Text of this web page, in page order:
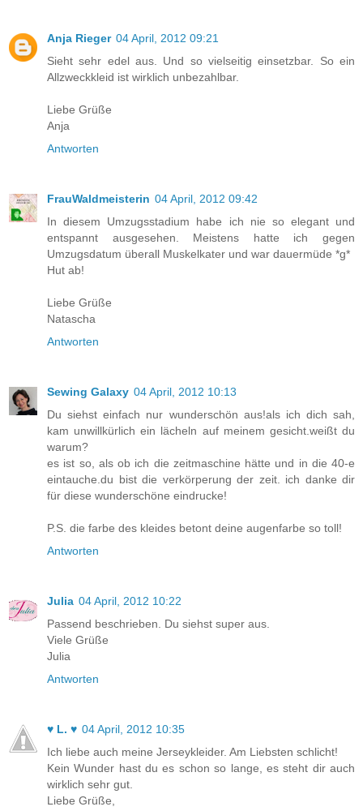
Anja Rieger 04 April, 2012 09:21
Sieht sehr edel aus. Und so vielseitig einsetzbar. So ein
Allzweckkleid ist wirklich unbezahlbar.
Liebe Grüße
Anja
Antworten
FrauWaldmeisterin 04 April, 2012 09:42
In diesem Umzugsstadium habe ich nie so elegant und
entspannt ausgesehen. Meistens hatte ich gegen
Umzugsdatum überall Muskelkater und war dauermüde *g*
Hut ab!
Liebe Grüße
Natascha
Antworten
Sewing Galaxy 04 April, 2012 10:13
Du siehst einfach nur wunderschön aus!als ich dich sah,
kam unwillkürlich ein lächeln auf meinem gesicht.weißt du
warum?
es ist so, als ob ich die zeitmaschine hätte und in die 40-e
eintauche.du bist die verkörperung der zeit. ich danke dir
für diese wunderschöne eindrucke!
P.S. die farbe des kleides betont deine augenfarbe so toll!
Antworten
Julia 04 April, 2012 10:22
Passend beschrieben. Du siehst super aus.
Viele Grüße
Julia
Antworten
♥ L. ♥ 04 April, 2012 10:35
Ich liebe auch meine Jerseykleider. Am Liebsten schlicht!
Kein Wunder hast du es schon so lange, es steht dir auch
wirklich sehr gut.
Liebe Grüße,